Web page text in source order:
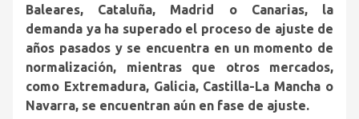
Baleares, Cataluña, Madrid o Canarias, la
demanda ya ha superado el proceso de ajuste de
años pasados y se encuentra en un momento de
normalización, mientras que otros mercados,
como Extremadura, Galicia, Castilla-La Mancha o
Navarra, se encuentran aún en fase de ajuste.